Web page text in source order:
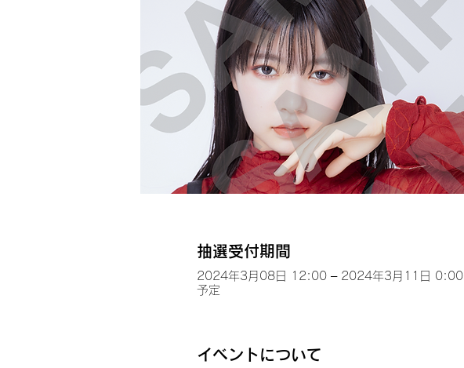
抽選受付期間
2024年3月08日 12:00 – 2024年3月11日 0:00
予定
イベントについて